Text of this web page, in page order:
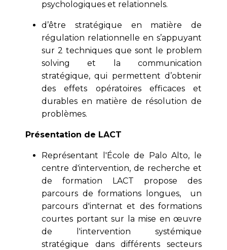
psychologiques et relationnels.
d’être stratégique en matière de
régulation relationnelle en s’appuyant
sur 2 techniques que sont le problem
solving et la communication
stratégique, qui permettent d’obtenir
des effets opératoires efficaces et
durables en matière de résolution de
problèmes.
Présentation de LACT
Représentant l'École de Palo Alto, le
centre d'intervention, de recherche et
de formation LACT propose des
parcours de formations longues, un
parcours d'internat et des formations
courtes portant sur la mise en œuvre
de l'intervention systémique
stratégique dans différents secteurs